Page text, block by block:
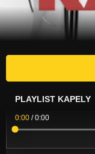
PLAYLIST KAPELY
0:00 /0:00